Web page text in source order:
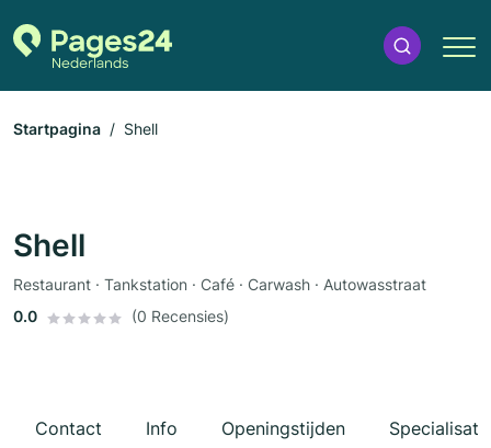
Startpagina Shell
Shell
Restaurant · Tankstation · Café · Carwash · Autowasstraat
0.0
(0 Recensies)
Contact Info Openingstijden